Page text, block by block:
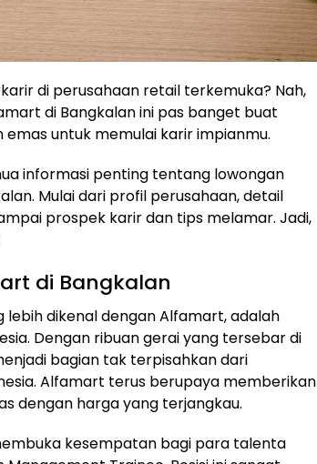
di perusahaan retail terkemuka? Nah,
di Bangkalan ini pas banget buat
untuk memulai karir impianmu.
informasi penting tentang lowongan
Mulai dari profil perusahaan, detail
prospek karir dan tips melamar. Jadi,
di Bangkalan
lebih dikenal dengan Alfamart, adalah
Dengan ribuan gerai yang tersebar di
bagian tak terpisahkan dari
Alfamart terus berupaya memberikan
dengan harga yang terjangkau.
kesempatan bagi para talenta